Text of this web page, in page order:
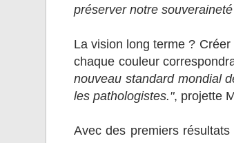
préserver notre
La vision long terme ?
chaque couleur
nouveau standard mondial
les pathologistes.", projette
Avec des premiers